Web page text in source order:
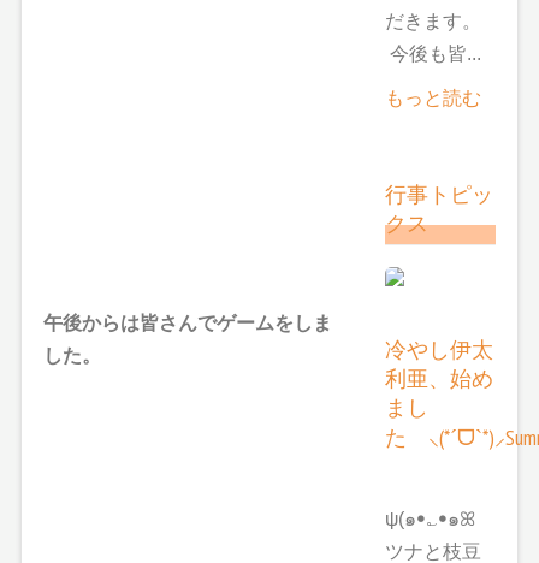
午後からは皆さんでゲームをしま
した。
だきます。
今後も皆...
もっと読む
行事トピッ
クス
冷やし伊太
利亜、始め
まし
た
ψ(๑ꔷ؎ꔷ๑ꕤ
ツナと枝豆